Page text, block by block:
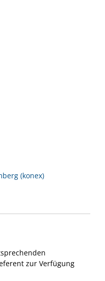
(konex)
zur Verfügung